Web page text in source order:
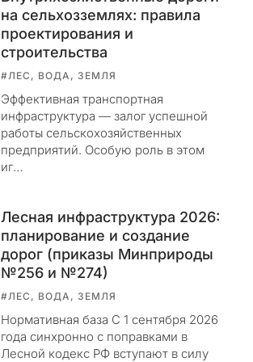
на сельхозземлях: правила
проектирования и
строительства
#ЛЕС, ВОДА, ЗЕМЛЯ
Эффективная транспортная
инфраструктура — залог успешной
работы сельскохозяйственных
предприятий. Особую роль в этом
иг…
Лесная инфраструктура 2026:
планирование и создание
дорог (приказы Минприроды
№256 и №274)
#ЛЕС, ВОДА, ЗЕМЛЯ
Нормативная база С 1 сентября 2026
года синхронно с поправками в
Лесной кодекс РФ вступают в силу